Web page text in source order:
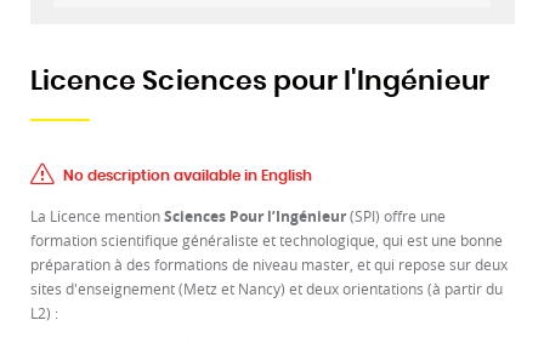
Licence Sciences pour l'Ingénieur
No description available in English
La Licence mentionSciences Pour l’Ingénieur(SPI) offre une
formation scientifique généraliste et technologique, qui est une bonne
préparation à des formations de niveau master, et qui repose sur deux
sites d'enseignement (Metz et Nancy) et deux orientations (à partir du
L2) :